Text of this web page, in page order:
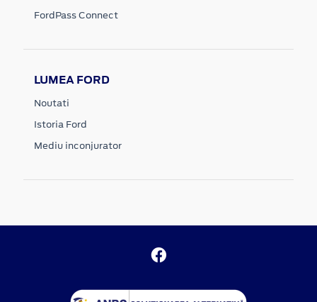
FordPass Connect
LUMEA FORD
Noutati
Istoria Ford
Mediu inconjurator